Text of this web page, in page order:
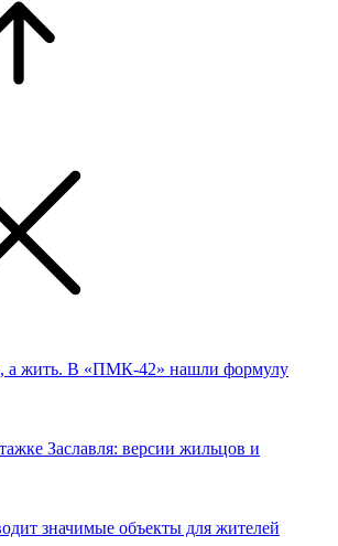
а жить. В «ПМК-42» нашли формулу
Заславля: версии жильцов и
значимые объекты для жителей